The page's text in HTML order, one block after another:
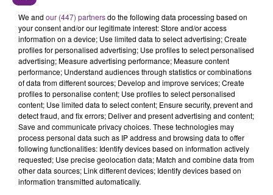
LE MAGASIN JOUÉCLUB DE REIMS FERME
SES PORTES
C'était l'une des institutions du centre-ville
rémois. Le magasin JouéClub est contraint de
fermer ses portes.
TITRES DIFFUSÉS
11h44
11h44 11h41
11h41
We and our (447) partnersdo the following data processing based on
your consent and/or our legitimate interest: Store and/or access
information on a device; Use limited data to select advertising; Create
profiles for personalised advertising; Use profiles to select personalised
advertising; Measure advertising performance; Measure content
performance; Understand audiences through statistics or combinations
of data from different sources; Develop and improve services; Create
profiles to personalise content; Use profiles to select personalised
content; Use limited data to select content; Ensure security, prevent and
detect fraud, and fix errors; Deliver and present advertising and content;
Save and communicate privacy choices. These technologies may
process personal data such as IP address and browsing data to offer
following functionalities: Identify devices based on information actively
requested; Use precise geolocation data; Match and combine data from
other data sources; Link different devices; Identify devices based on
information transmitted automatically.